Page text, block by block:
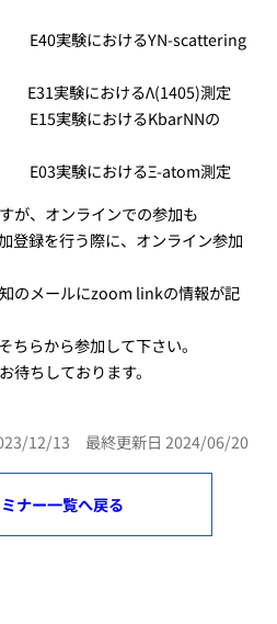
実験におけるYN-scattering
E31実験におけるΛ(1405)測定
実験におけるKbarNNの
実験におけるΞ-atom測定
が、オンラインでの参加も
登録を行う際に、オンライン参加
のメールにzoom linkの情報が記
ちらから参加して下さい。
待ちしております。
12/13 最終更新日 2024/06/20
ナー一覧へ戻る